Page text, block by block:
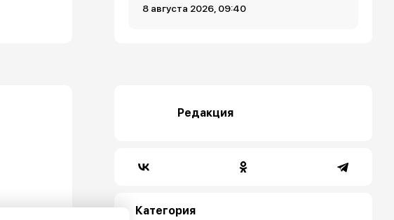
8 августа 2026, 09:40
Редакция
Категория